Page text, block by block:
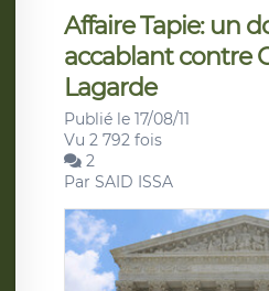
Affaire Tapie: un
accablant contre
Lagarde
Publié le 17/08/11
Vu 2 792 fois
2
Par SAID ISSA